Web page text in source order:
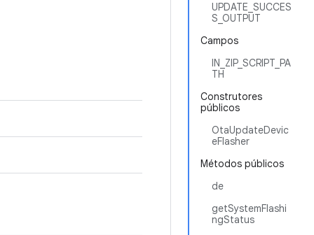
UPDATE_SUCCES
S_OUTPUT
Campos
IN_ZIP_SCRIPT_PA
TH
Construtores
públicos
OtaUpdateDevic
eFlasher
Métodos públicos
de
getSystemFlashi
ngStatus